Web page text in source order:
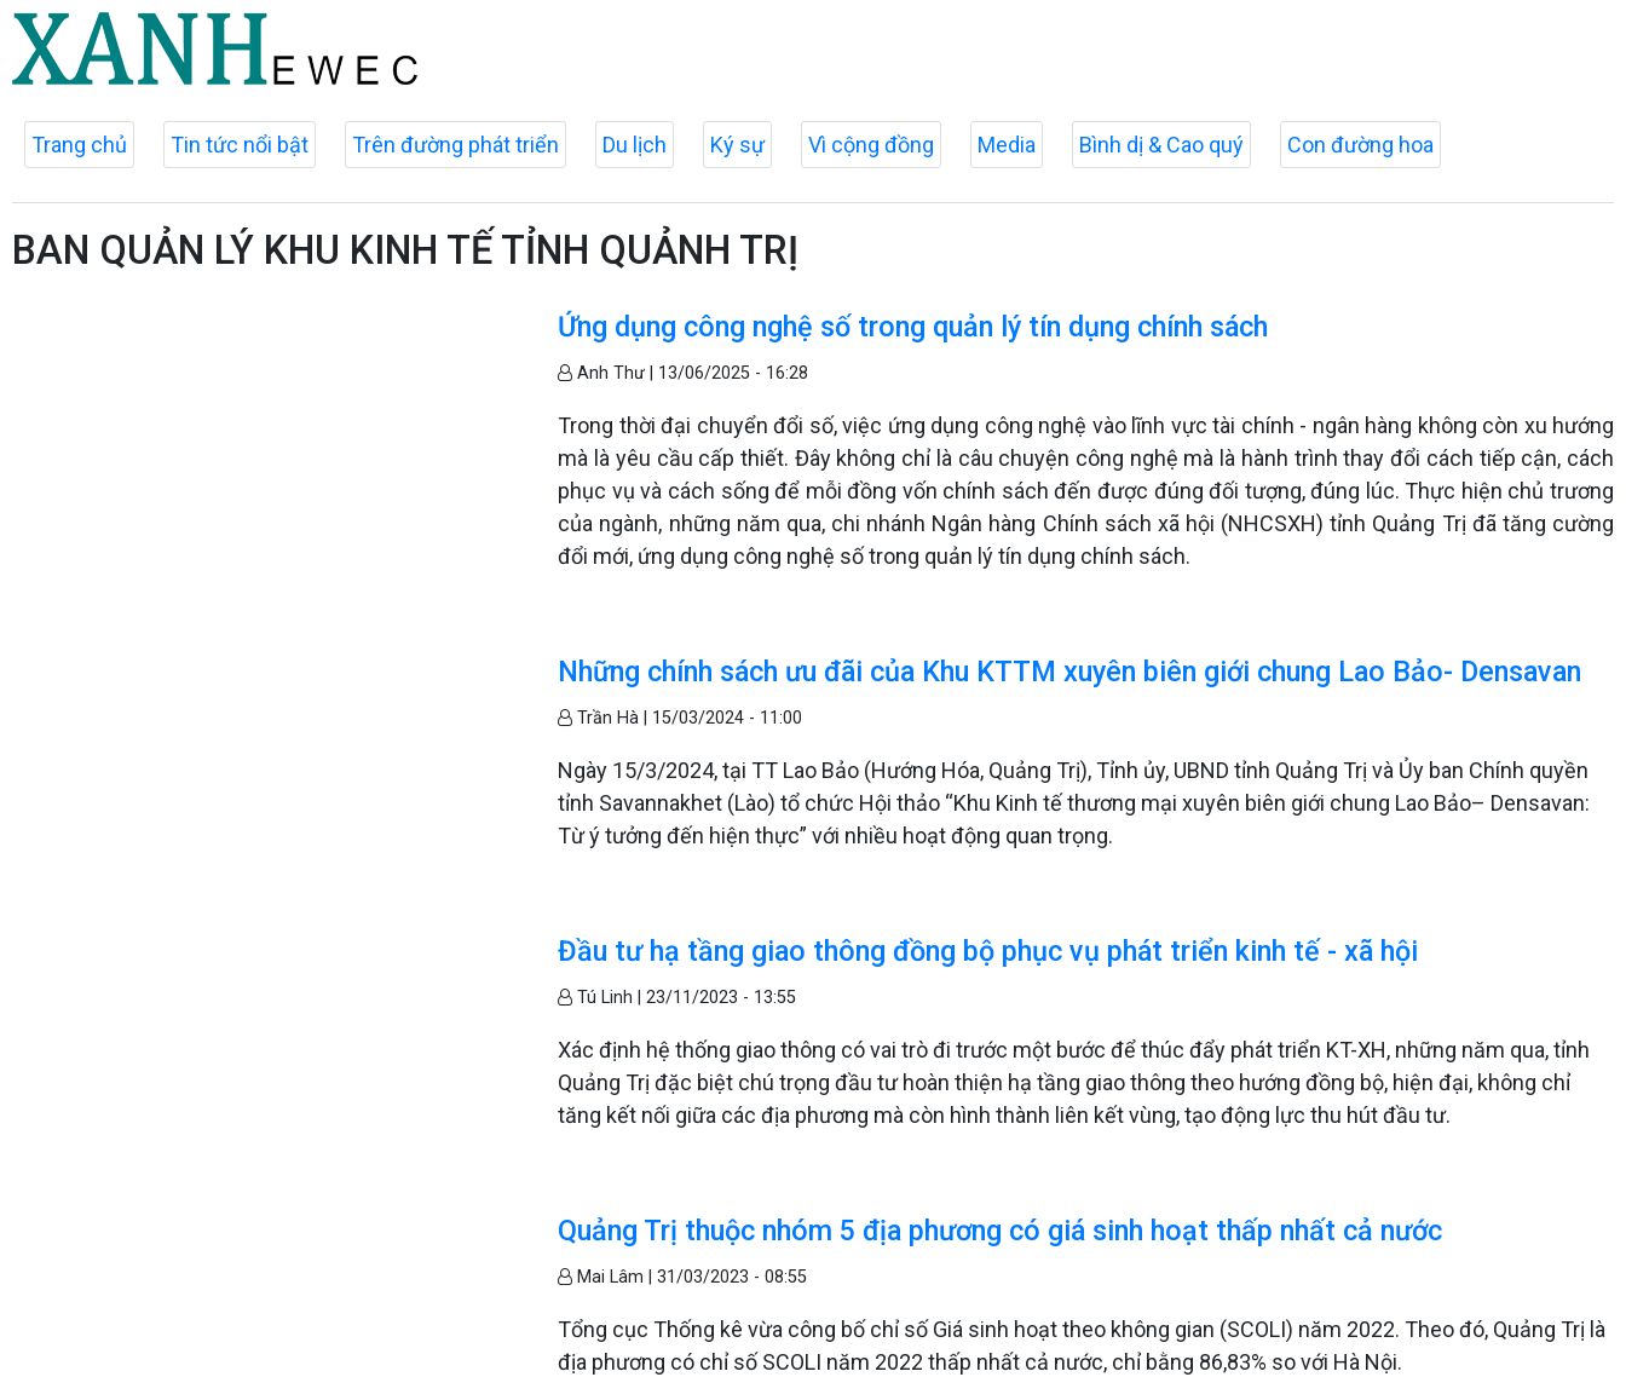
Trang chủ Tin tức nổi bật Trên đường phát triển Du lịch Ký sự Vì cộng đồng Media Bình dị & Cao quý Con đường hoa
BAN QUẢN LÝ KHU KINH TẾ TỈNH QUẢNH TRỊ
Ứng dụng công nghệ số trong quản lý tín dụng chính sách
Anh Thư | 13/06/2025 - 16:28
Trong thời đại chuyển đổi số, việc ứng dụng công nghệ vào lĩnh vực tài chính - ngân hàng không còn xu hướng
mà là yêu cầu cấp thiết. Đây không chỉ là câu chuyện công nghệ mà là hành trình thay đổi cách tiếp cận, cách
phục vụ và cách sống để mỗi đồng vốn chính sách đến được đúng đối tượng, đúng lúc. Thực hiện chủ trương
của ngành, những năm qua, chi nhánh Ngân hàng Chính sách xã hội (NHCSXH) tỉnh Quảng Trị đã tăng cường
đổi mới, ứng dụng công nghệ số trong quản lý tín dụng chính sách.
Những chính sách ưu đãi của Khu KTTM xuyên biên giới chung Lao Bảo- Densavan
Trần Hà | 15/03/2024 - 11:00
Ngày 15/3/2024, tại TT Lao Bảo (Hướng Hóa, Quảng Trị), Tỉnh ủy, UBND tỉnh Quảng Trị và Ủy ban Chính quyền
tỉnh Savannakhet (Lào) tổ chức Hội thảo “Khu Kinh tế thương mại xuyên biên giới chung Lao Bảo– Densavan:
Từ ý tưởng đến hiện thực” với nhiều hoạt động quan trọng.
Đầu tư hạ tầng giao thông đồng bộ phục vụ phát triển kinh tế - xã hội
Tú Linh |23/11/2023 - 13:55
Xác định hệ thống giao thông có vai trò đi trước một bước để thúc đẩy phát triển KT-XH, những năm qua, tỉnh
Quảng Trị đặc biệt chú trọng đầu tư hoàn thiện hạ tầng giao thông theo hướng đồng bộ, hiện đại, không chỉ
tăng kết nối giữa các địa phương mà còn hình thành liên kết vùng, tạo động lực thu hút đầu tư.
Quảng Trị thuộc nhóm 5 địa phương có giá sinh hoạt thấp nhất cả nước
Mai Lâm |31/03/2023 - 08:55
Tổng cục Thống kê vừa công bố chỉ số Giá sinh hoạt theo không gian (SCOLI) năm 2022. Theo đó, Quảng Trị là
địa phương có chỉ số SCOLI năm 2022 thấp nhất cả nước, chỉ bằng 86,83% so với Hà Nội.